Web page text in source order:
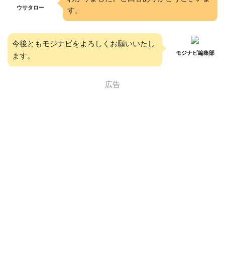
ウサタロー
す。
今後ともモジナビをよろしくお願いいたし
ます。
モジナビ編集部
広告